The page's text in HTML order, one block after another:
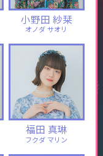
小野田 紗栞
オノダ サオリ
福田 真琳
フクダ マリン